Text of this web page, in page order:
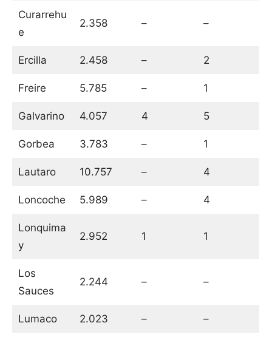
Curarrehu
e
2.358 – –
Ercilla 2.458 – 2
Freire 5.785 – 1
Galvarino 4.057 4 5
Gorbea 3.783 – 1
Lautaro 10.757 – 4
Loncoche 5.989 – 4
Lonquima
y
2.952 1 1
Los
Sauces
2.244 – –
Lumaco 2.023 – –